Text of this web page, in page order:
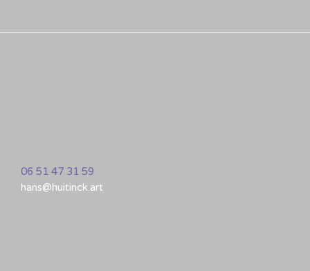
06 51 47 31 59
hans@huitinck.art